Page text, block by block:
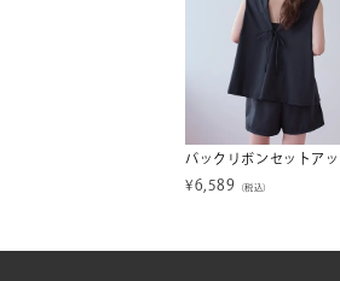
¥6,589 （税込）